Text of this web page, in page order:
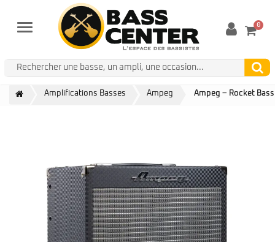
Menu 0
Amplifications Basses Ampeg Ampeg – Rocket